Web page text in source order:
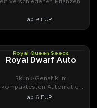
ab 9 EUR
AUTOFEMRoyal Queen Seeds
Royal Dwarf Auto
Skunk-Genetik im
kompaktesten Automatic-
Format
ab 6 EUR